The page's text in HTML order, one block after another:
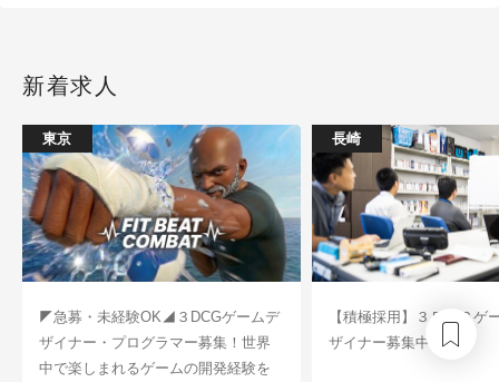
新着求人
東京
◤急募・未経験OK◢３DCGゲームデ
ザイナー・プログラマー募集！世界
中で楽しまれるゲームの開発経験を
長崎
【積極採用】３ＤＣＧゲ
ザイナー募集中！